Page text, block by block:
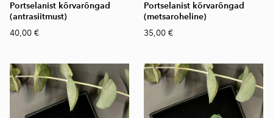
Portselanist kõrvarõngad
(antrasiitmust)
40,00 €
Portselanist kõrvarõngad
(metsaroheline)
35,00 €